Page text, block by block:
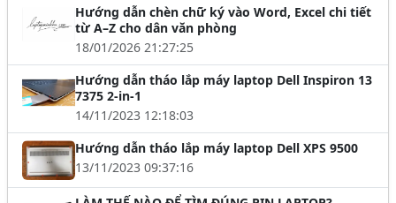
Hướng dẫn chèn chữ ký vào Word, Excel chi tiết
từ A–Z cho dân văn phòng
18/01/2026 21:27:25
Hướng dẫn tháo lắp máy laptop Dell Inspiron 13
7375 2-in-1
14/11/2023 12:18:03
Hướng dẫn tháo lắp máy laptop Dell XPS 9500
13/11/2023 09:37:16